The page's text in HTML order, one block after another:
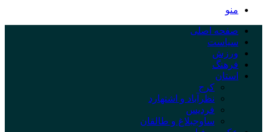
منو
صفحه اصلی
سیاست
ورزش
فرهنگ
استان
کرج
نظرآباد و اشتهارد
فردیس
ساوجبلاغ و طالقان